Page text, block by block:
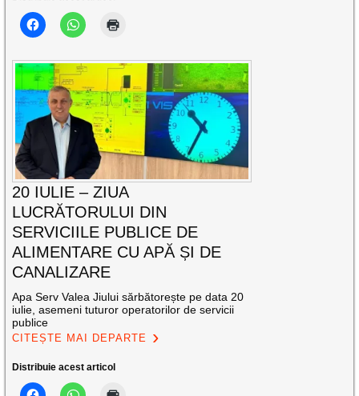
20 IULIE – ZIUA
LUCRĂTORULUI DIN
SERVICIILE PUBLICE DE
ALIMENTARE CU APĂ ȘI DE
CANALIZARE
Apa Serv Valea Jiului sărbătorește pe data 20
iulie, asemeni tuturor operatorilor de servicii
publice
CITEȘTE MAI DEPARTE
Distribuie acest articol